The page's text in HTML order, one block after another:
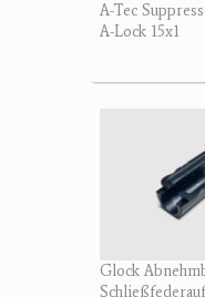
A-Tec
A-Lock 15x1
Glock